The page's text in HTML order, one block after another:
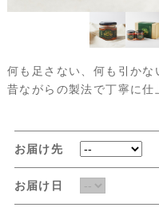
何も足さない、何も引かな
昔ながらの製法で丁寧に仕
お届け先
お届け日